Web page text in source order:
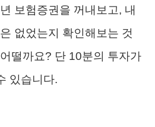
보험증권을 꺼내보고, 내
없었는지 확인해보는 것
떨까요? 단 10분의 투자가
있습니다.